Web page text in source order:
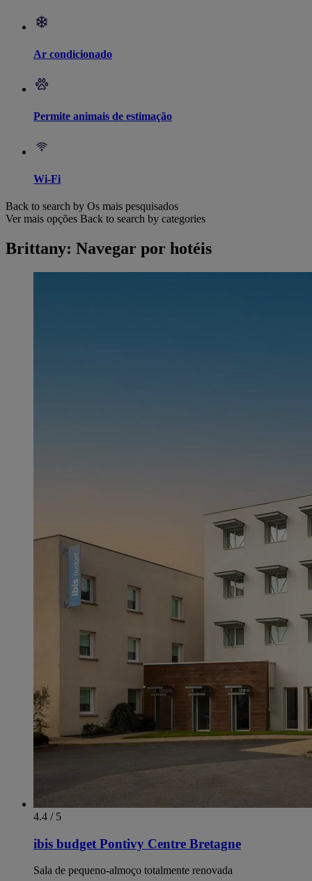
Ar condicionado
Permite animais de estimação
Wi-Fi
Back to search by Os mais pesquisados
Ver mais opções Back to search by categories
Brittany: Navegar por hotéis
4.4 / 5
ibis budget Pontivy Centre Bretagne
Sala de pequeno-almoço totalmente renovada